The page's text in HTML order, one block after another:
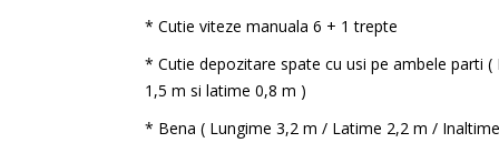
* Cutie viteze manuala 6 + 1 trepte
* Cutie depozitare spate cu usi pe ambele parti (
1,5 m si latime 0,8 m )
* Bena ( Lungime 3,2 m / Latime 2,2 m /